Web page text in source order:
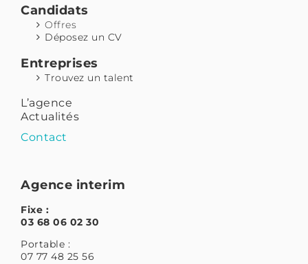
Candidats
Offres
Déposez un CV
Entreprises
Trouvez un talent
L’agence
Actualités
Contact
Agence interim
Fixe :
03 68 06 02 30
Portable :
07 77 48 25 56